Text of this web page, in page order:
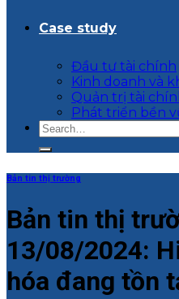
Case study
Đầu tư tài chính
Kinh doanh và
Quản trị tài
Phát triển bền
Bản tin thị trường
Bản tin thị
13/08/2024:
hóa đang tồn